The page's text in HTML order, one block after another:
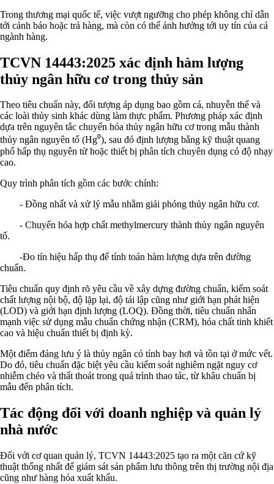
Trong thương mại quốc tế, việc vượt ngưỡng cho phép không chỉ dẫn
tới cảnh báo hoặc trả hàng, mà còn có thể ảnh hưởng tới uy tín của cả
ngành hàng.
TCVN 14443:2025 xác định hàm lượng
thủy ngân hữu cơ trong thủy sản
Theo tiêu chuẩn này, đối tượng áp dụng bao gồm cá, nhuyễn thể và
các loài thủy sinh khác dùng làm thực phẩm. Phương pháp xác định
dựa trên nguyên tắc chuyển hóa thủy ngân hữu cơ trong mẫu thành
thủy ngân nguyên tố (Hg⁰), sau đó định lượng bằng kỹ thuật quang
phổ hấp thụ nguyên tử hoặc thiết bị phân tích chuyên dụng có độ nhạy
cao.
Quy trình phân tích gồm các bước chính:
- Đồng nhất và xử lý mẫu nhằm giải phóng thủy ngân hữu cơ.
- Chuyển hóa hợp chất methylmercury thành thủy ngân nguyên
tố.
-Đo tín hiệu hấp thụ để tính toán hàm lượng dựa trên đường
chuẩn.
Tiêu chuẩn quy định rõ yêu cầu về xây dựng đường chuẩn, kiểm soát
chất lượng nội bộ, độ lặp lại, độ tái lập cũng như giới hạn phát hiện
(LOD) và giới hạn định lượng (LOQ). Đồng thời, tiêu chuẩn nhấn
mạnh việc sử dụng mẫu chuẩn chứng nhận (CRM), hóa chất tinh khiết
cao và hiệu chuẩn thiết bị định kỳ.
Một điểm đáng lưu ý là thủy ngân có tính bay hơi và tồn tại ở mức vết.
Do đó, tiêu chuẩn đặc biệt yêu cầu kiểm soát nghiêm ngặt nguy cơ
nhiễm chéo và thất thoát trong quá trình thao tác, từ khâu chuẩn bị
mẫu đến phân tích.
Tác động đối với doanh nghiệp và quản lý
nhà nước
Đối với cơ quan quản lý, TCVN 14443:2025 tạo ra một căn cứ kỹ
thuật thống nhất để giám sát sản phẩm lưu thông trên thị trường nội địa
cũng như hàng hóa xuất khẩu.